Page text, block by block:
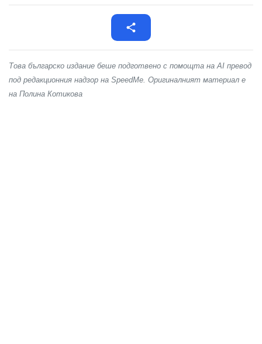
Това българско издание беше подготвено с помощта на AI превод
под редакционния надзор на SpeedMe. Оригиналният материал е
на Полина Котикова